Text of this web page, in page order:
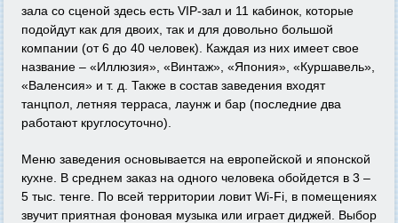
зала со сценой здесь есть VIP-зал и 11 кабинок, которые
подойдут как для двоих, так и для довольно большой
компании (от 6 до 40 человек). Каждая из них имеет свое
название – «Иллюзия», «Винтаж», «Япония», «Куршавель»,
«Валенсия» и т. д. Также в состав заведения входят
танцпол, летняя терраса, лаунж и бар (последние два
работают круглосуточно).
Меню заведения основывается на европейской и японской
кухне. В среднем заказ на одного человека обойдется в 3 –
5 тыс. тенге. По всей территории ловит Wi-Fi, в помещениях
звучит приятная фоновая музыка или играет диджей. Выбор